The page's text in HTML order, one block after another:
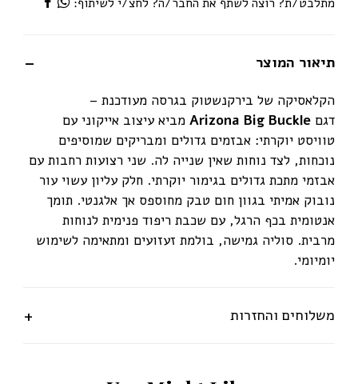
תיאור המוצר
הקלאסיקה של בירקנשטוק בגרסה מעודכנת –
דגםArizona Big Buckle מביא עיצוב אייקוני עם
טוויסט יוקרתי: אבזמים גדולים ומבריקים שמוסיפים
נוכחות, לצד נוחות שאין שנייה לה. שני רצועות רחבות עם
אבזמי מתכת גדולים בגימור יוקרתי. חלק עליון עשוי עור
נובוק אמיתי בגוון חום טבק מחוספס אך אלגנטי. תומך
אנטומית בכף הרגל, עם שכבת ריפוד פנימית לנוחות
מרבית. סוליה גמישה, בולמת זעזועים ומתאימה לשימוש
יומיומי.
משלוחים והחזרות